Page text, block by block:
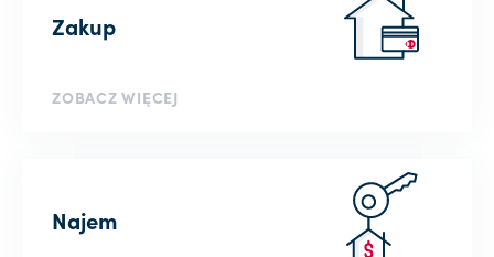
Zakup
ZOBACZ WIĘCEJ
Najem